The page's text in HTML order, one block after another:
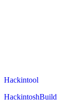
Hackintool
HackintoshBuild